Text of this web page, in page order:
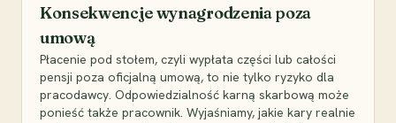
Konsekwencje wynagrodzenia poza
umową
Płacenie pod stołem, czyli wypłata części lub całości
pensji poza oficjalną umową, to nie tylko ryzyko dla
pracodawcy. Odpowiedzialność karną skarbową może
ponieść także pracownik. Wyjaśniamy, jakie kary realnie